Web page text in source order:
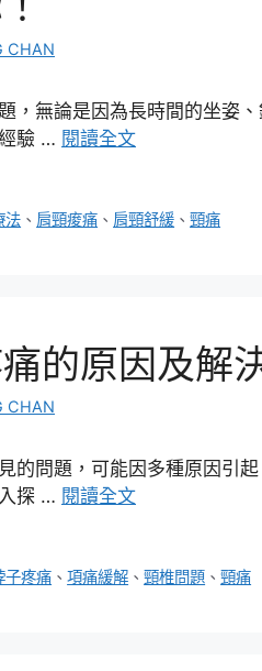
CHAN
，無論是因為長時間的坐姿
驗 … 閱讀全文
法 、 肩頸痠痛 、 肩頸舒緩 、頸痛
的原因及解
CHAN
的問題，可能因多種原因引
探 … 閱讀全文
子疼痛 、項痛緩解 、頸椎問題 、頸痛